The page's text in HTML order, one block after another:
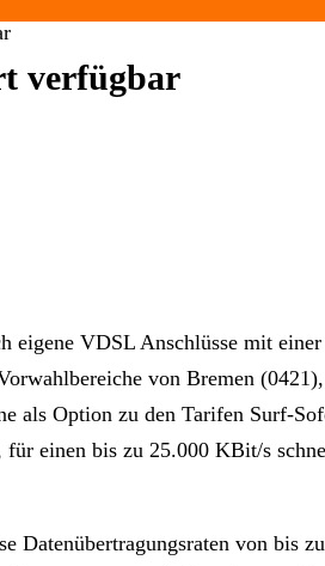
verfügbar
eigene VDSL Anschlüsse mit
von Bremen
als Option zu den Tarifen Surf-
einen bis zu 25.000 KBit/s
Datenübertragungsraten von